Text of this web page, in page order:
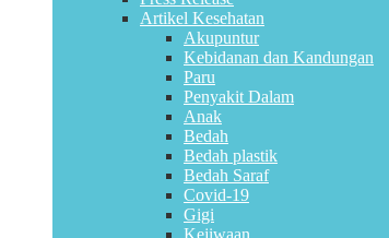
Artikel Kesehatan
Akupuntur
Kebidanan dan Kandungan
Paru
Penyakit Dalam
Anak
Bedah
Bedah plastik
Bedah Saraf
Covid-19
Gigi
Kejiwaan